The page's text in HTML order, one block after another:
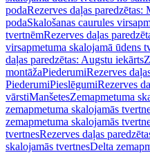
podaRezerves daļas paredzētas:
podaSkalošanas caurules
tvertnēmRezerves daļas
virsapmetuma skalojamā ūdens
daļas paredzētas: Augstu iekārts
montāžaPiederumiRezerves
PiederumiPieslēgumiRezerves
vārstiManšetesZemapmetuma
zemapmetuma skalojamās
zemapmetuma skalojamās
tvertnesRezerves daļas
skalojamās tvertnesDelta